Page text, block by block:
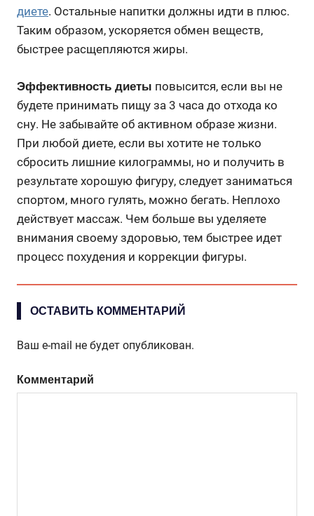
диете. Остальные напитки должны идти в плюс.
Таким образом, ускоряется обмен веществ,
быстрее расщепляются жиры.
Эффективность диеты повысится, если вы не
будете принимать пищу за 3 часа до отхода ко
сну. Не забывайте об активном образе жизни.
При любой диете, если вы хотите не только
сбросить лишние килограммы, но и получить в
результате хорошую фигуру, следует заниматься
спортом, много гулять, можно бегать. Неплохо
действует массаж. Чем больше вы уделяете
внимания своему здоровью, тем быстрее идет
процесс похудения и коррекции фигуры.
ОСТАВИТЬ КОММЕНТАРИЙ
Ваш e-mail не будет опубликован.
Комментарий